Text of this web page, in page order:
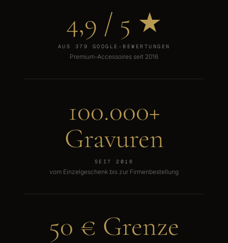
4,9 / 5 ★
AUS 379 GOOGLE-BEWERTUNGEN
Premium-Accessoires seit 2016
100.000+
Gravuren
SEIT 2016
vom Einzelgeschenk bis zur Firmenbestellung
50 € Grenze